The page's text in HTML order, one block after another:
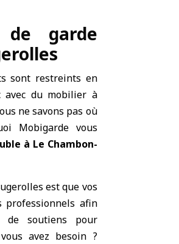
de garde
sont restreints en
avec du mobilier à
ne savons pas où
Mobigarde vous
à Le Chambon-
est que vos
professionnels afin
de soutiens pour
avez besoin ?